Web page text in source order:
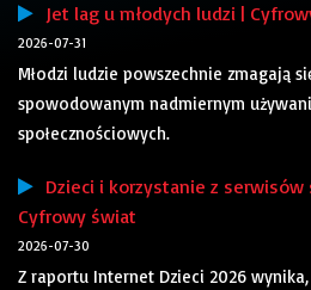
Jet lag u młodych ludzi |
2026-07-31
Młodzi ludzie powszechnie zmagają
spowodowanym nadmiernym
społecznościowych.
Dzieci i korzystanie z serwisów
Cyfrowy świat
2026-07-30
Z raportu Internet Dzieci 2026